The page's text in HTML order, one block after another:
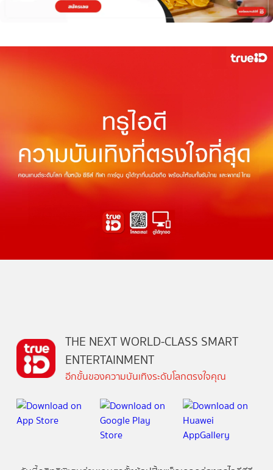
THE NEXT WORLD-CLASS SMART
ENTERTAINMENT
อีกขั้นของความบันเทิงระดับโลกตรงใจคุณ